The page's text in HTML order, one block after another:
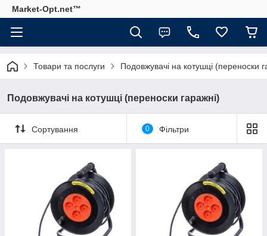
Market-Opt.net™
Товари та послуги Подовжувачі на котушці (переноски
Подовжувачі на котушці (переноски гаражні)
Сортування 0 Фільтри